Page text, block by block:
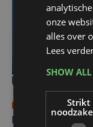
zo 2
Nieuws Focus en
onze
alles over
Lees
SHOW
Strikt